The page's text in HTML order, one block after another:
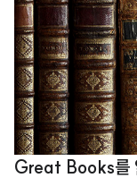
비판의 목소리를 내는 사
갈 부분이 나는 불평불만
방향이나 방법에 대한 고
것에 그치는 것이고, 후
에 대해서 어떤 방법으로
내놓거나 행동으로 이..
Great Books를